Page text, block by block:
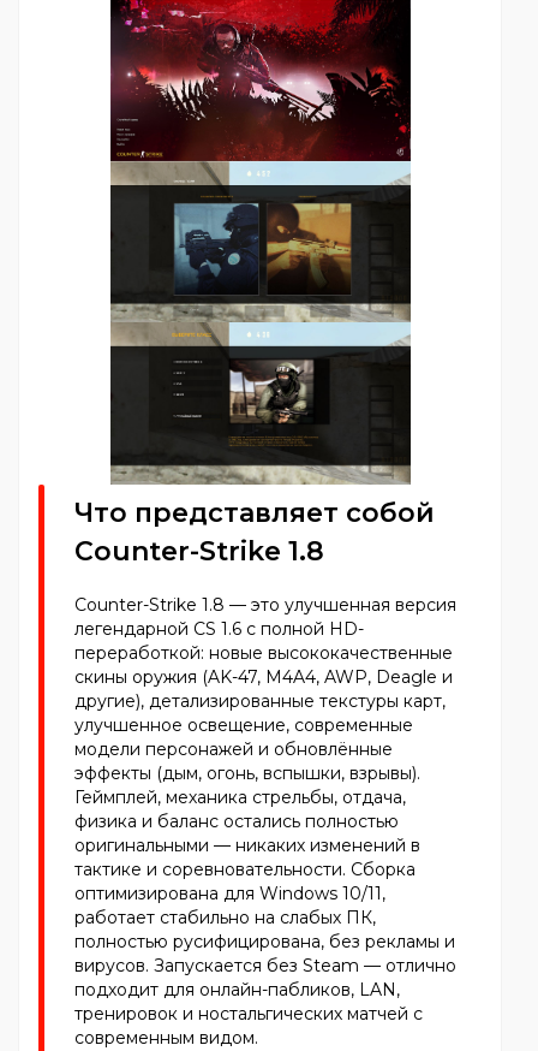
Что представляет собой
Counter-Strike 1.8
Counter-Strike 1.8 — это улучшенная версия
легендарной CS 1.6 с полной HD-
переработкой: новые высококачественные
скины оружия (AK-47, M4A4, AWP, Deagle и
другие), детализированные текстуры карт,
улучшенное освещение, современные
модели персонажей и обновлённые
эффекты (дым, огонь, вспышки, взрывы).
Геймплей, механика стрельбы, отдача,
физика и баланс остались полностью
оригинальными — никаких изменений в
тактике и соревновательности. Сборка
оптимизирована для Windows 10/11,
работает стабильно на слабых ПК,
полностью русифицирована, без рекламы и
вирусов. Запускается без Steam — отлично
подходит для онлайн-пабликов, LAN,
тренировок и ностальгических матчей с
современным видом.